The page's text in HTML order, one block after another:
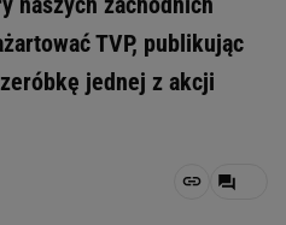
TVP, publikując
jednej z akcji